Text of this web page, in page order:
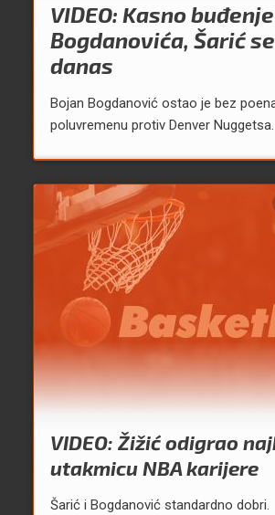
VIDEO: Kasno buđenje
Bogdanovića, Šarić
danas
Bojan Bogdanović ostao je bez
poluvremenu protiv Denver Nuggetsa.
VIDEO: Žižić odigrao
utakmicu NBA karijere
Šarić i Bogdanović standardno dobri.